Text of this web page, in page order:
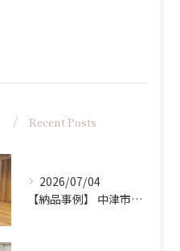
Recent Posts
2026/07/04
【納品事例】 中津市の新築に家具・雑貨一式をコーディネートさ...